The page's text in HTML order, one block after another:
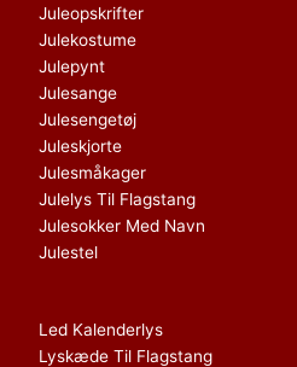
Juleopskrifter
Julekostume
Julepynt
Julesange
Julesengetøj
Juleskjorte
Julesmåkager
Julelys Til Flagstang
Julesokker Med Navn
Julestel
Led Kalenderlys
Lyskæde Til Flagstang